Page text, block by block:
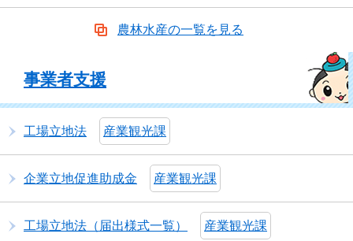
農林水産の一覧を見る
事業者支援
工場立地法 産業観光課
企業立地促進助成金 産業観光課
工場立地法（届出様式一覧） 産業観光課